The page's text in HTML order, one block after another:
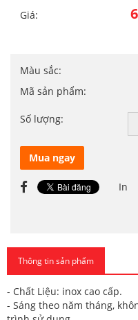
Giá:
Màu sắc:
Mã sản phẩm:
Số lượng:
Mua ngay
In
Thông tin sản phẩm
- Chất Liệu: inox cao cấp.
- Sáng theo năm tháng,